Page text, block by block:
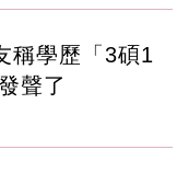
稱學歷「3碩1
聲了